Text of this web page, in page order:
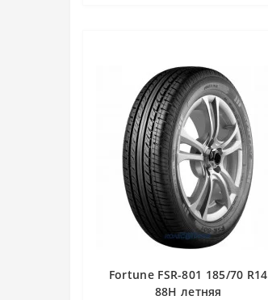
Fortune FSR-801 185/70 R14
88H летняя